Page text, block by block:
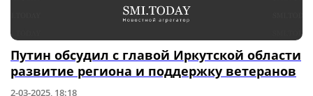
Путин обсудил с главой Иркутской области
развитие региона и поддержку ветеранов
2-03-2025, 18:18